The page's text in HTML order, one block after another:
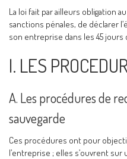
La loi fait par ailleurs obligation
sanctions pénales, de déclarer
son entreprise dans les 45 jours
I. LES
A. Les procédures de
sauvegarde
Ces procédures ont pour
l’entreprise ; elles s’ouvrent